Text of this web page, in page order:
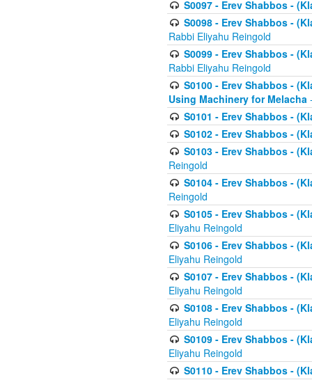
S0097 - Erev Shabbos -
S0098 - Erev Shabbos -
Rabbi Eliyahu Reingold
S0099 - Erev Shabbos -
Rabbi Eliyahu Reingold
S0100 - Erev Shabbos -
Using Machinery for Melacha
S0101 - Erev Shabbos -
S0102 - Erev Shabbos -
S0103 - Erev Shabbos -
Reingold
S0104 - Erev Shabbos -
Reingold
S0105 - Erev Shabbos -
Eliyahu Reingold
S0106 - Erev Shabbos -
Eliyahu Reingold
S0107 - Erev Shabbos -
Eliyahu Reingold
S0108 - Erev Shabbos -
Eliyahu Reingold
S0109 - Erev Shabbos -
Eliyahu Reingold
S0110 - Erev Shabbos -